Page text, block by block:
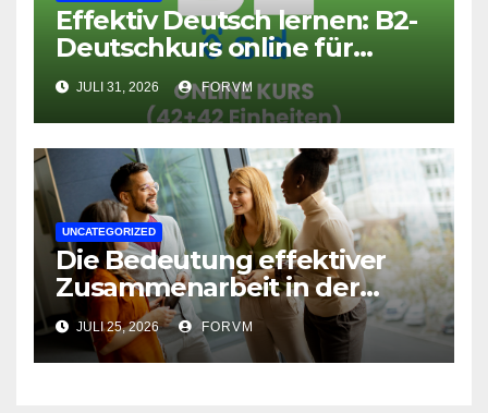
Effektiv Deutsch lernen: B2-
Deutschkurs online für
Fortgeschrittene
JULI 31, 2026 FORVM
UNCATEGORIZED
Die Bedeutung effektiver
Zusammenarbeit in der
Arbeitswelt
JULI 25, 2026 FORVM